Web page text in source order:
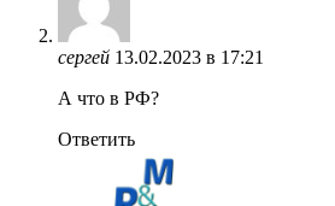
сергей 13.02.2023 в 17:21
А что в РФ?
Ответить